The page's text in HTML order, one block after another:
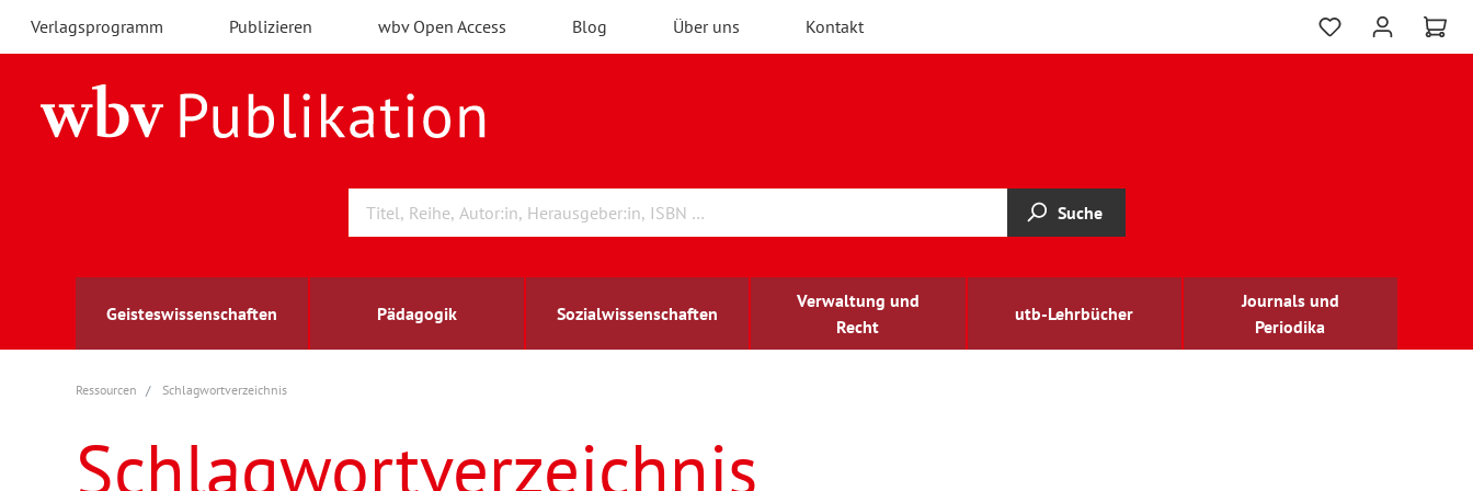
Verlagsprogramm Publizieren wbv Open Access Blog Über uns Kontakt
Suche
Geisteswissenschaften Pädagogik Sozialwissenschaften
Verwaltung und
Recht
utb-Lehrbücher
Journals und
Periodika
Archäologie
Berufs- und Wirtschaftspädagogik
Arbeitsmarktforschung
Außenwirtschaft
berufsbildung
Ressourcen Schlagwortverzeichnis
Schlagwortverzeichnis